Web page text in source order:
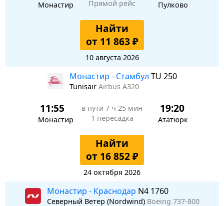
Монастир
Прямой рейс
Пулково
Найти
от 11 863 ₽
10 августа 2026
Монастир - Стамбул TU 250
Tunisair Airbus A320
11:55
Монастир
в пути 7 ч 25 мин
1 пересадка
19:20
Ататюрк
Найти
от 16 852 ₽
24 октября 2026
Монастир - Краснодар N4 1760
Северный Ветер (Nordwind) Boeing 737-800